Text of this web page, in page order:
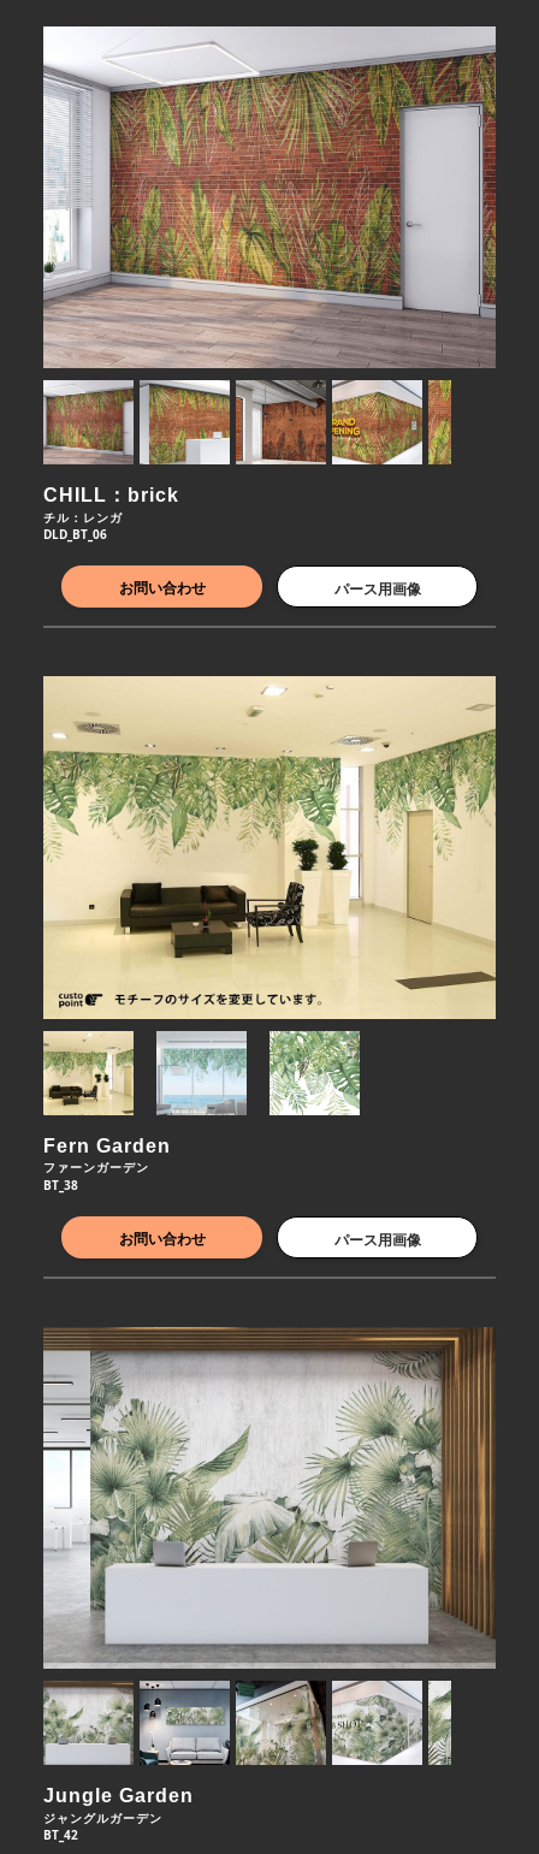
CHILL：brick
チル：レンガ
DLD_BT_06
お問い合わせ パース用画像
Fern Garden
ファーンガーデン
BT_38
お問い合わせ パース用画像
Jungle Garden
ジャングルガーデン
BT_42